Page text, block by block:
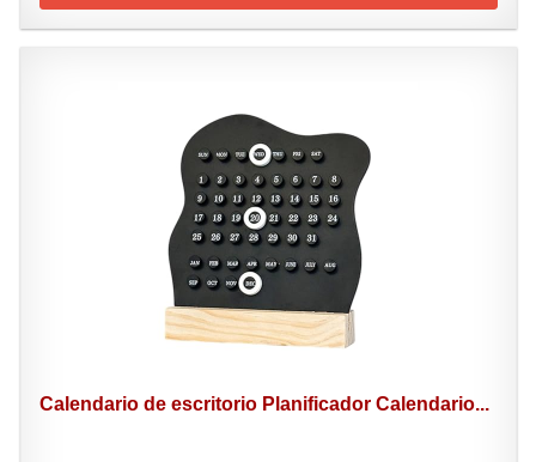
Calendario de escritorio Planificador Calendario...